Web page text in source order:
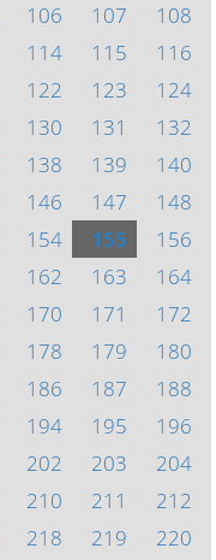
106 107
108
114 115
116
122 123
124
130 131
132
138 139
140
146 147
148
154 155
156
162 163
164
170 171
172
178 179
180
186 187
188
194 195
196
202 203
204
210 211
212
218 219
220